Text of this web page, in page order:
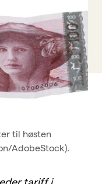
til høsten
AdobeStock).